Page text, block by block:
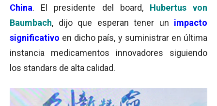
China. El presidente del board, Hubertus von
Baumbach, dijo que esperan tener un impacto
significativo en dicho país, y suministrar en última
instancia medicamentos innovadores siguiendo
los standars de alta calidad.